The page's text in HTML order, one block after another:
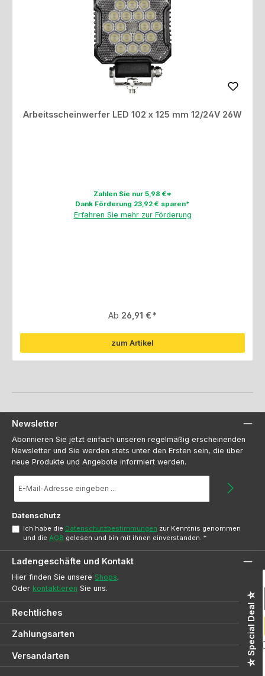
Arbeitsscheinwerfer LED 102 x 125 mm 12/24V 26W
Zahlen Sie nur 5,98 €*
Dank Förderung 23,92 € sparen*
Erfahren Sie mehr zur Förderung
Regulärer Preis:
Ab 26,91 €
zum Artikel
Newsletter
Abonnieren Sie jetzt einfach unseren regelmäßig erscheinenden
Newsletter und Sie werden stets unter den Ersten sein, die über
neue Produkte und Angebote informiert werden.
Mail-
Datenschutz
Ich habe die Datenschutzbestimmungen zur Kenntnis genommen
und dieAGB gelesen und bin mit ihnen einverstanden.*
Ladengeschäfte und Kontakt
Hier finden Sie unsere Shops.
Oder kontaktieren Sie uns.
Rechtliches
Zahlungsarten
Versandarten ☆ Special Deal ☆